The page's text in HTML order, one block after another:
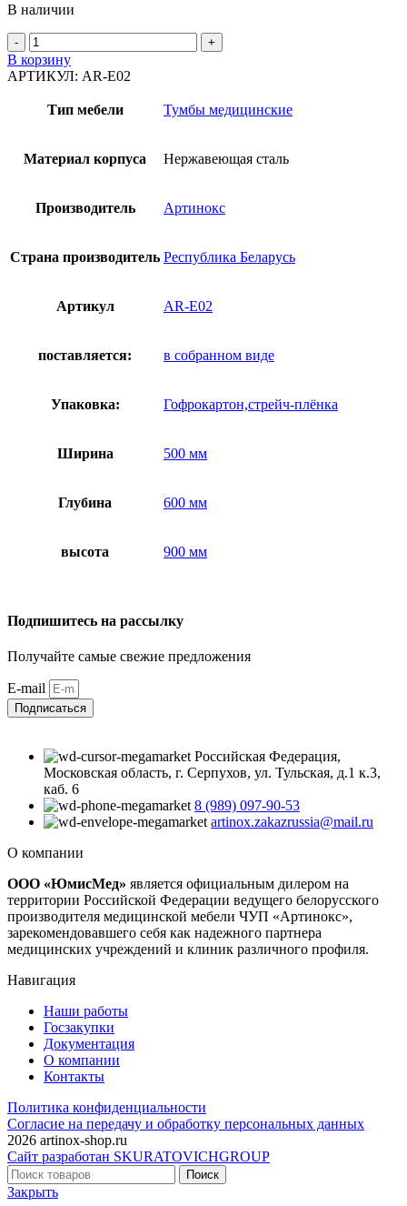
В наличии
Количество
товара
Тумба
E02
сталь
В корзину
АРТИКУЛ: AR-E02
Тип мебели Тумбы медицинские
Материал корпуса Нержавеющая сталь
Производитель Артинокс
Страна производитель Республика Беларусь
Артикул AR-E02
поставляется: в собранном виде
Упаковка: Гофрокартон,стрейч-плёнка
Ширина 500 мм
Глубина 600 мм
высота 900 мм
Подпишитесь на рассылку
Получайте самые свежие предложения
E-mail
Подписаться
Российская Федерация,
Московская область, г. Серпухов, ул. Тульская, д.1 к.3,
каб. 6
8 (989) 097-90-53
artinox.zakazrussia@mail.ru
О компании
ООО «ЮмисМед» является официальным дилером на
территории Российской Федерации ведущего белорусского
производителя медицинской мебели ЧУП «Артинокс»,
зарекомендовавшего себя как надежного партнера
медицинских учреждений и клиник различного профиля.
Навигация
Наши работы
Госзакупки
Документация
О компании
Контакты
Политика конфиденциальности
Согласие на передачу и обработку персональных данных
2026 artinox-shop.ru
Сайт разработан SKURATOVICHGROUP
Поиск
Закрыть